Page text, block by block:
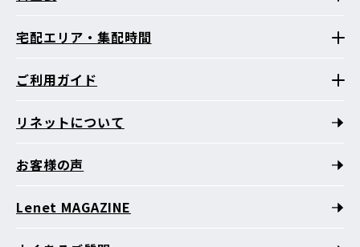
宅配エリア・集配時間
ご利用ガイド
リネットについて
お客様の声
Lenet MAGAZINE